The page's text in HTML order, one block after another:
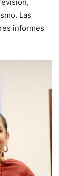
Las
informes